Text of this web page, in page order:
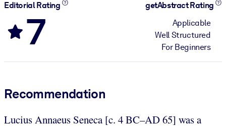
Editorial Rating
7
getAbstract Rating
Applicable
Well Structured
For Beginners
Recommendation
Lucius Annaeus Seneca [c. 4 BC–AD 65] was a